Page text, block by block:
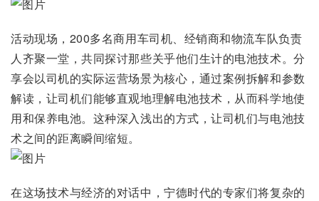
活动现场，200多名商用车司机、经销商和物流车队负责
人齐聚一堂，共同探讨那些关乎他们生计的电池技术。分
享会以司机的实际运营场景为核心，通过案例拆解和参数
解读，让司机们能够直观地理解电池技术，从而科学地使
用和保养电池。这种深入浅出的方式，让司机们与电池技
术之间的距离瞬间缩短。
在这场技术与经济的对话中，宁德时代的专家们将复杂的